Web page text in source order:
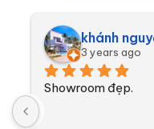
Sofa với các thiết
khánh
3 years ago
Showroom đẹp.